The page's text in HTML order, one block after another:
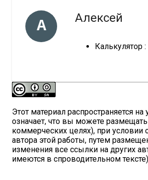
А Алексей
Калькулятор :
Этот материал распространяется
означает, что вы можете
коммерческих целях), при условии
автора этой работы, путем
изменения все ссылки на других
имеются в спроводительном